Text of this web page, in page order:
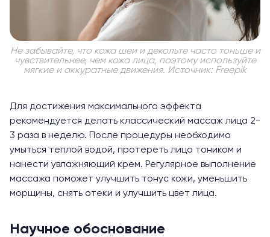
Не забывайте, что кожа шеи и декольте часто тоньше и
чувствительнее, чем кожа лица, поэтому используйте
мягкие и аккуратные движения. Источник: Freepik
Для достижения максимального эффекта
рекомендуется делать классический массаж лица 2-
3 раза в неделю. После процедуры необходимо
умыться теплой водой, протереть лицо тоником и
нанести увлажняющий крем. Регулярное выполнение
массажа поможет улучшить тонус кожи, уменьшить
морщины, снять отеки и улучшить цвет лица.
Научное обоснование